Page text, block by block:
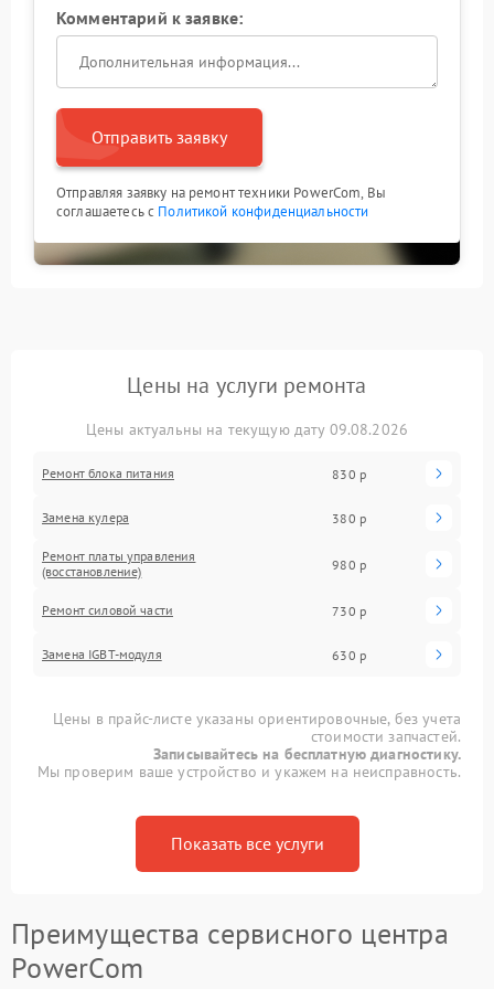
Комментарий к заявке:
Отправить заявку
Отправляя заявку на ремонт техники PowerCom, Вы
соглашаетесь с Политикой конфиденциальности
Цены на услуги ремонта
Цены актуальны на текущую дату 09.08.2026
Ремонт блока питания 830 р
Замена кулера 380 р
Ремонт платы управления
(восстановление)
980 р
Ремонт силовой части 730 р
Замена IGBT-модуля 630 р
Цены в прайс-листе указаны ориентировочные, без учета
стоимости запчастей.
Записывайтесь на бесплатную диагностику.
Мы проверим ваше устройство и укажем на неисправность.
Показать все услуги
Преимущества сервисного центра
PowerCom